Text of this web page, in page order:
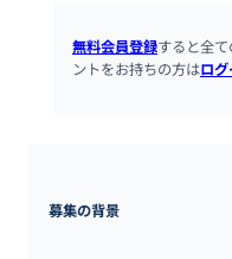
無料会員登録すると全
ントをお持ちの方はロ
募集の背景